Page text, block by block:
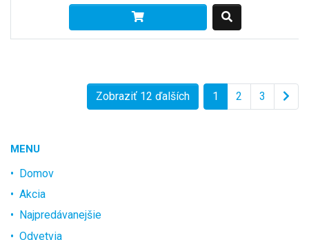
Zobraziť 12 ďalších 1 2 3
MENU
Domov
Akcia
Najpredávanejšie
Odvetvia